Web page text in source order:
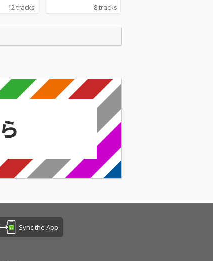
12 tracks 8 tracks
Sync the App